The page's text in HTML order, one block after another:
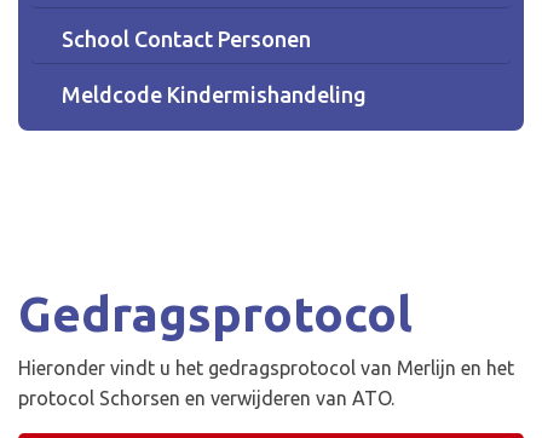
School Contact Personen
Meldcode Kindermishandeling
Gedragsprotocol
Hieronder vindt u het gedragsprotocol van Merlijn en het
protocol Schorsen en verwijderen van ATO.